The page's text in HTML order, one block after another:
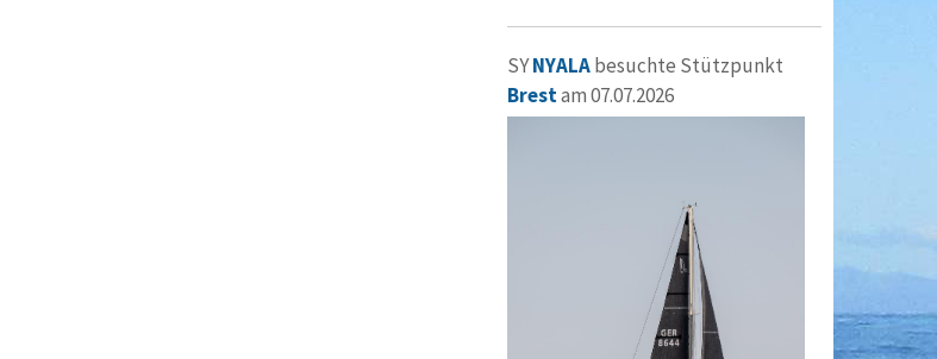
SYNYALAbesuchte Stützpunkt
Brestam 07.07.2026